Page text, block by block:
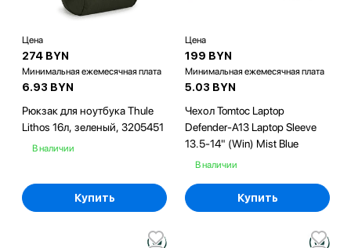
Цена
274 BYN
Минимальная ежемесячная плата
6.93 BYN
Рюкзак для ноутбука Thule
Lithos 16л, зеленый, 3205451
В наличии
Купить
Цена
199 BYN
Минимальная ежемесячная плата
5.03 BYN
Чехол Tomtoc Laptop
Defender-A13 Laptop Sleeve
13.5-14" (Win) Mist Blue
В наличии
Купить